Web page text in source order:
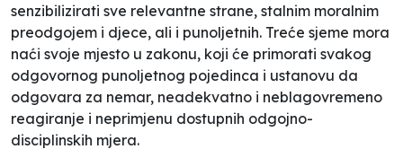
senzibilizirati sve relevantne strane, stalnim moralnim
preodgojem i djece, ali i punoljetnih. Treće sjeme mora
naći svoje mjesto u zakonu, koji će primorati svakog
odgovornog punoljetnog pojedinca i ustanovu da
odgovara za nemar, neadekvatno i neblagovremeno
reagiranje i neprimjenu dostupnih odgojno-
disciplinskih mjera.